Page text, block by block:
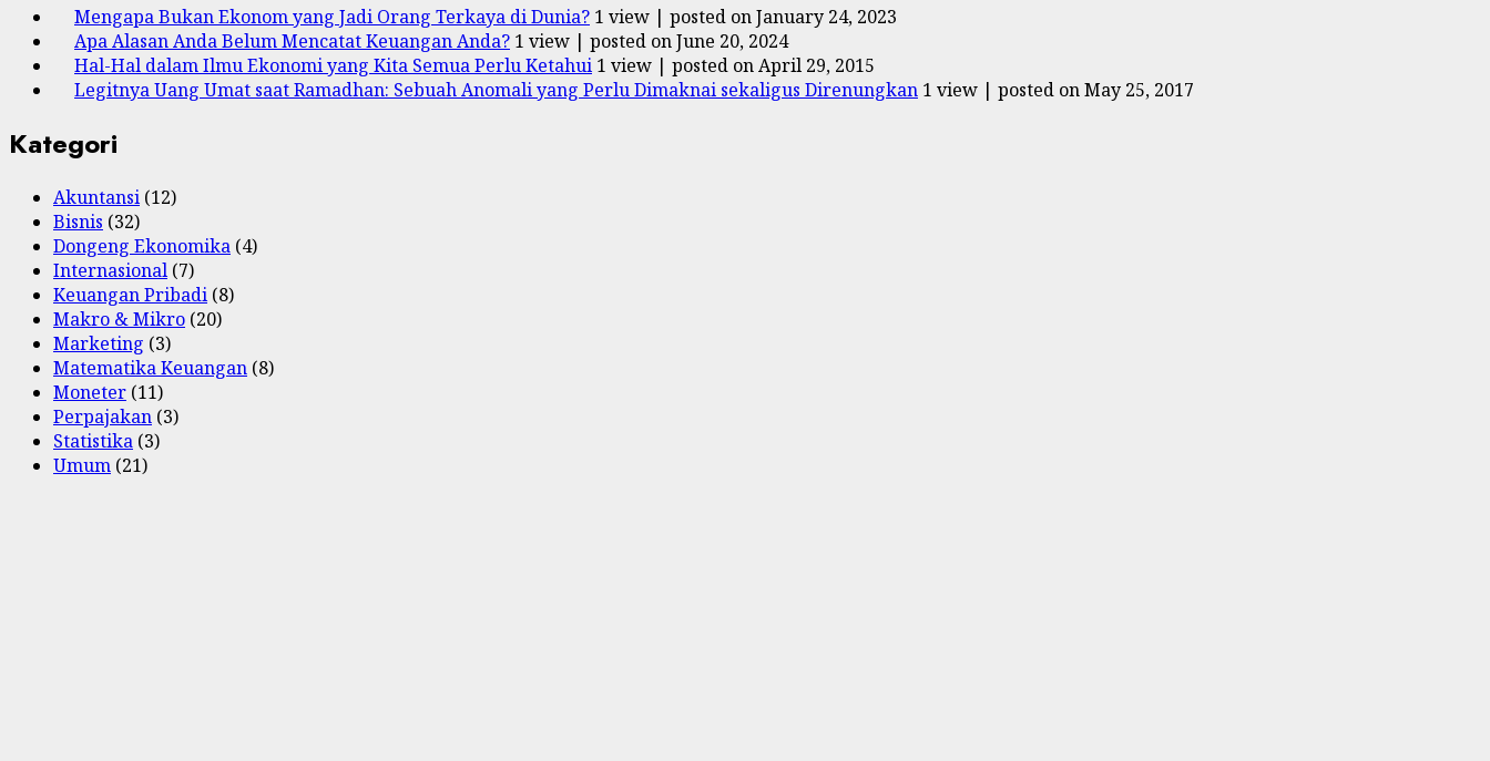
Mengapa Bukan Ekonom yang Jadi Orang Terkaya di Dunia? 1 view | posted on January 24, 2023
Apa Alasan Anda Belum Mencatat Keuangan Anda? 1 view | posted on June 20, 2024
Hal-Hal dalam Ilmu Ekonomi yang Kita Semua Perlu Ketahui 1 view | posted on April 29, 2015
Legitnya Uang Umat saat Ramadhan: Sebuah Anomali yang Perlu Dimaknai sekaligus Direnungkan 1 view | posted on May 25, 2017
Kategori
Akuntansi (12)
Bisnis (32)
Dongeng Ekonomika (4)
Internasional (7)
Keuangan Pribadi (8)
Makro & Mikro (20)
Marketing (3)
Matematika Keuangan (8)
Moneter (11)
Perpajakan (3)
Statistika (3)
Umum (21)